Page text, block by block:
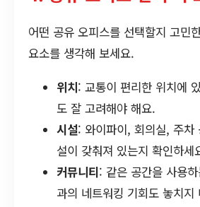
어떤 공유 오피스를 선택할지 고민
요소를 생각해 보세요.
위치: 교통이 편리한 위치에
도 잘 고려해야 해요.
시설: 와이파이, 회의실, 주차
설이 갖춰져 있는지 확인하세
커뮤니티: 같은 공간을 사용
과의 네트워킹 기회도 놓치지